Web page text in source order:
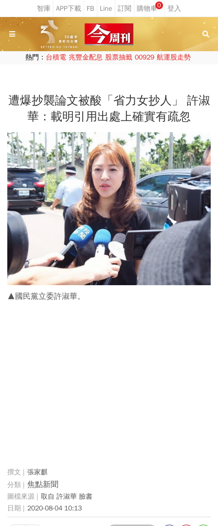
0
熱門： 台積電 兆豐金配息 股票抽籤 00929 航運股走勢
遭爆抄襲論文被酸「省力女抄人」 許淑
華：載明引用出處上確實有疏忽
▲國民黨立委許淑華。
張家麒
焦點新聞
取自 許淑華 臉書
2020-08-04 10:13